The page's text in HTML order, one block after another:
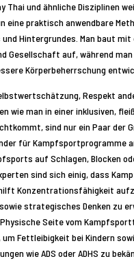
Thai und ähnliche Disziplinen
eine praktisch anwendbare
Hintergrundes. Man baut mit
Gesellschaft auf, während
Körperbeherrschung
Respekt
wie man in einer inklusiven,
sind nur ein Paar der
für Kampfsportprogramme
auf Schlagen, Blocken
sind sich einig, dass
Konzentrationsfähigkeit
strategisches Denken zu
Seite vom
Fettleibigkeit bei Kindern
wie ADS oder ADHS zu